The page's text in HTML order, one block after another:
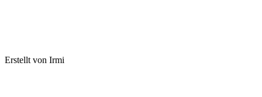
Erstellt von Irmi